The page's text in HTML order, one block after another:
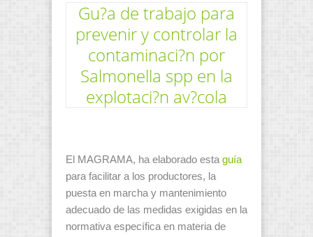
Gu?a de trabajo para
prevenir y controlar la
contaminaci?n por
Salmonella spp en la
explotaci?n av?cola
El MAGRAMA, ha elaborado esta guía
para facilitar a los productores, la
puesta en marcha y mantenimiento
adecuado de las medidas exigidas en la
normativa específica en materia de